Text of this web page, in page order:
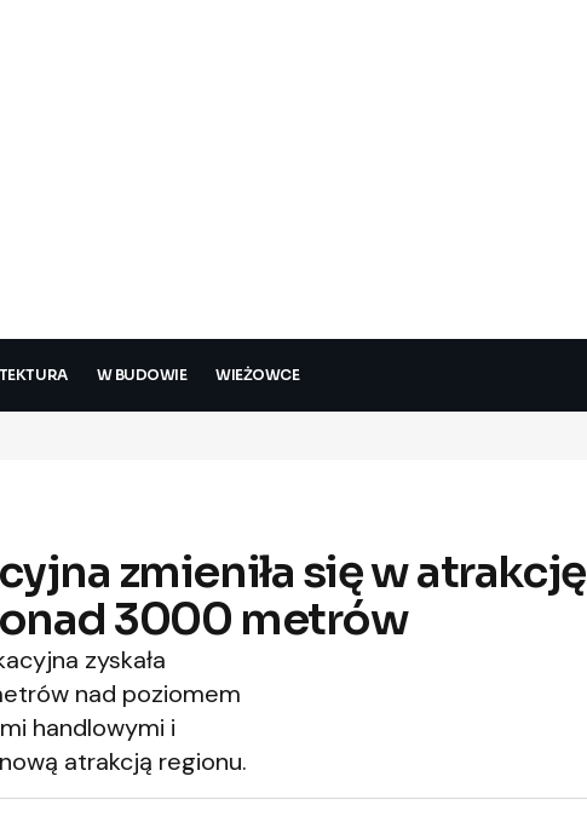
W BUDOWIE WIEŻOWCE
zmieniła się w atrakcję
3000 metrów
zyskała
nad poziomem
handlowymi i
atrakcją regionu.